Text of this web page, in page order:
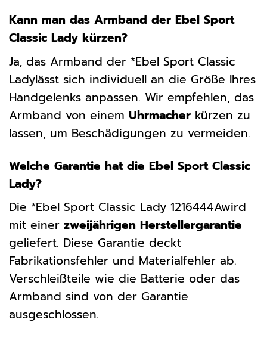
Kann man das Armband der Ebel Sport
Classic Lady kürzen?
Ja, das Armband der *Ebel Sport Classic
Ladylässt sich individuell an die Größe Ihres
Handgelenks anpassen. Wir empfehlen, das
Armband von einem Uhrmacher kürzen zu
lassen, um Beschädigungen zu vermeiden.
Welche Garantie hat die Ebel Sport Classic
Lady?
Die *Ebel Sport Classic Lady 1216444Awird
mit einer zweijährigen Herstellergarantie
geliefert. Diese Garantie deckt
Fabrikationsfehler und Materialfehler ab.
Verschleißteile wie die Batterie oder das
Armband sind von der Garantie
ausgeschlossen.